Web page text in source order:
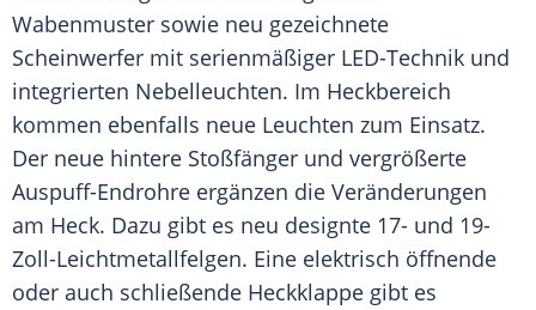
Wabenmuster sowie neu gezeichnete
Scheinwerfer mit serienmäßiger LED-Technik und
integrierten Nebelleuchten. Im Heckbereich
kommen ebenfalls neue Leuchten zum Einsatz.
Der neue hintere Stoßfänger und vergrößerte
Auspuff-Endrohre ergänzen die Veränderungen
am Heck. Dazu gibt es neu designte 17- und 19-
Zoll-Leichtmetallfelgen. Eine elektrisch öffnende
oder auch schließende Heckklappe gibt es